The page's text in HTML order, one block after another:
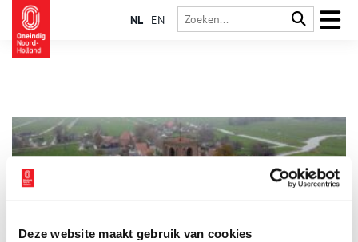
Deze website maakt gebruik van cookies
NL EN